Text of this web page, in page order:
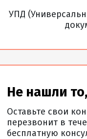
УПД
Не нашли
Оставьте свои
перезвонит в
бесплатную